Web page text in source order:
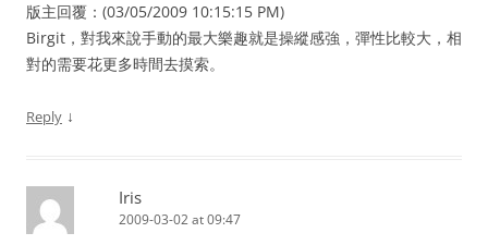
版主回覆：(03/05/2009 10:15:15 PM)
Birgit，對我來說手動的最大樂趣就是操縱感強，彈性比較大，相
對的需要花更多時間去摸索。
Reply ↓
Iris
2009-03-02 at 09:47